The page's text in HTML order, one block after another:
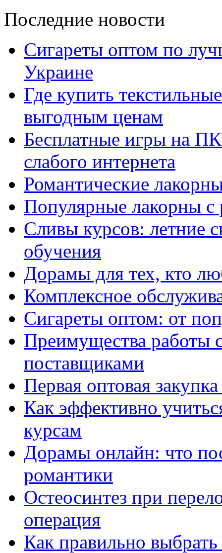
Последние новости
Сигареты оптом по
Украине
Где купить
выгодным ценам
Бесплатные игры на
слабого интернета
Романтические
Популярные лакорны с
Сливы курсов: летние
обучения
Дорамы для тех, кто
Комплексное
Сигареты оптом: от
Преимущества работы
поставщиками
Первая оптовая
Как эффективно
курсам
Дорамы онлайн: что
романтики
Остеосинтез при
операция
Как правильно